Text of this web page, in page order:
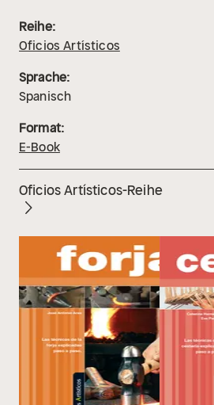
Reihe:
Oficios Artísticos
Sprache:
Spanisch
Format:
E-Book
Oficios Artísticos-Reihe